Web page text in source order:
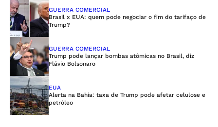
GUERRA COMERCIAL
Brasil x EUA: quem pode negociar o fim do tarifaço de
Trump?
GUERRA COMERCIAL
Trump pode lançar bombas atômicas no Brasil, diz
Flávio Bolsonaro
EUA
Alerta na Bahia: taxa de Trump pode afetar celulose e
petróleo